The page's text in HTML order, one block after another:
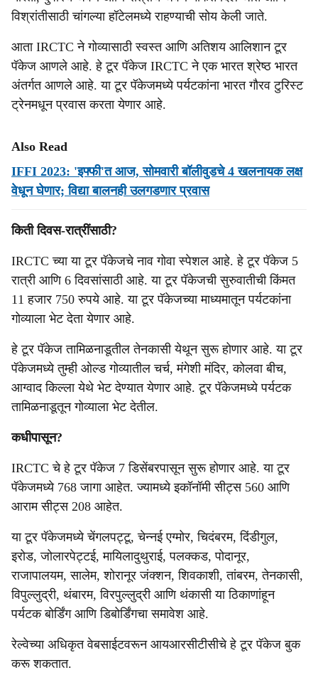
विश्रांतीसाठी चांगल्या हॉटेलमध्ये राहण्याची सोय केली जाते.
आता IRCTC ने गोव्यासाठी स्वस्त आणि अतिशय आलिशान टूर
पॅकेज आणले आहे. हे टूर पॅकेज IRCTC ने एक भारत श्रेष्ठ भारत
अंतर्गत आणले आहे. या टूर पॅकेजमध्ये पर्यटकांना भारत गौरव टुरिस्ट
ट्रेनमधून प्रवास करता येणार आहे.
Also Read
IFFI 2023: 'इफ्फी'त आज, सोमवारी बॉलीवुडचे 4 खलनायक लक्ष
वेधून घेणार; विद्या बालनही उलगडणार प्रवास
किती दिवस-रात्रींसाठी?
IRCTC च्या या टूर पॅकेजचे नाव गोवा स्पेशल आहे. हे टूर पॅकेज 5
रात्री आणि 6 दिवसांसाठी आहे. या टूर पॅकेजची सुरुवातीची किंमत
11 हजार 750 रुपये आहे. या टूर पॅकेजच्या माध्यमातून पर्यटकांना
गोव्याला भेट देता येणार आहे.
हे टूर पॅकेज तामिळनाडूतील तेनकासी येथून सुरू होणार आहे. या टूर
पॅकेजमध्ये तुम्ही ओल्ड गोव्यातील चर्च, मंगेशी मंदिर, कोलवा बीच,
आग्वाद किल्ला येथे भेट देण्यात येणार आहे. टूर पॅकेजमध्ये पर्यटक
तामिळनाडूतून गोव्याला भेट देतील.
कधीपासून?
IRCTC चे हे टूर पॅकेज 7 डिसेंबरपासून सुरू होणार आहे. या टूर
पॅकेजमध्ये 768 जागा आहेत. ज्यामध्ये इकॉनॉमी सीट्स 560 आणि
आराम सीट्स 208 आहेत.
या टूर पॅकेजमध्ये चेंगलपट्टू, चेन्नई एग्मोर, चिदंबरम, दिंडीगुल,
इरोड, जोलारपेट्टई, मायिलादुथुराई, पलक्कड, पोदानूर,
राजापालयम, सालेम, शोरानूर जंक्शन, शिवकाशी, तांबरम, तेनकासी,
विपुल्लुद्री, थंबारम, विरपुल्लुद्री आणि थंकासी या ठिकाणांहून
पर्यटक बोर्डिंग आणि डिबोर्डिंगचा समावेश आहे.
रेल्वेच्या अधिकृत वेबसाईटवरून आयआरसीटीसीचे हे टूर पॅकेज बुक
करू शकतात.